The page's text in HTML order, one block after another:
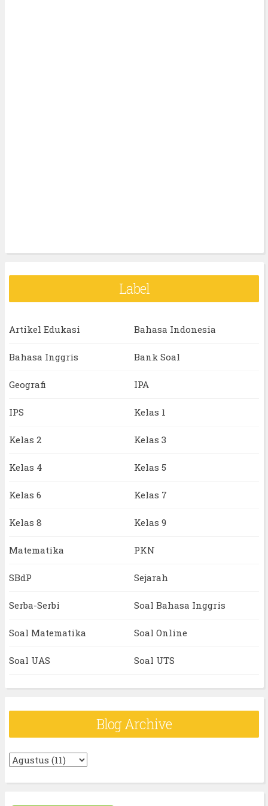
Label
Artikel Edukasi Bahasa Indonesia
Bahasa Inggris Bank Soal
Geografi IPA
IPS Kelas 1
Kelas 2 Kelas 3
Kelas 4 Kelas 5
Kelas 6 Kelas 7
Kelas 8 Kelas 9
Matematika PKN
SBdP Sejarah
Serba-Serbi Soal Bahasa Inggris
Soal Matematika Soal Online
Soal UAS Soal UTS
Blog Archive